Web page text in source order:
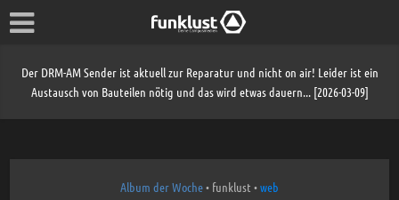
Der DRM-AM Sender ist aktuell zur Reparatur und nicht on air! Leider ist ein
Austausch von Bauteilen nötig und das wird etwas dauern... [2026-03-09]
Album der Woche• funklust •web